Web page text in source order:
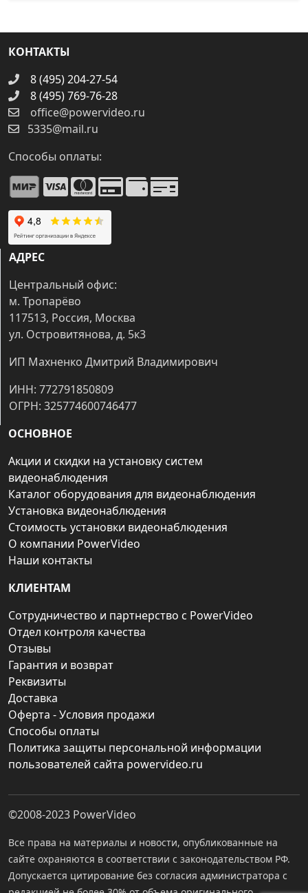
КОНТАКТЫ
8 (495) 204-27-54
8 (495) 769-76-28
office@powervideo.ru
5335@mail.ru
Способы оплаты:
АДРЕС
Центральный офис:
м. Тропарёво
117513, Россия, Москва
ул. Островитянова, д. 5к3
ИП Махненко Дмитрий Владимирович
ИНН: 772791850809
ОГРН: 325774600746477
ОСНОВНОЕ
Акции и скидки на установку систем
видеонаблюдения
Каталог оборудования для видеонаблюдения
Установка видеонаблюдения
Стоимость установки видеонаблюдения
О компании PowerVideo
Наши контакты
КЛИЕНТАМ
Сотрудничество и партнерство с PowerVideo
Отдел контроля качества
Отзывы
Гарантия и возврат
Реквизиты
Доставка
Оферта - Условия продажи
Способы оплаты
Политика защиты персональной информации
пользователей сайта powervideo.ru
©2008-2023 PowerVideo
Все права на материалы и новости, опубликованные на
сайте охраняются в соответствии с законодательством РФ.
Допускается цитирование без согласия администратора с